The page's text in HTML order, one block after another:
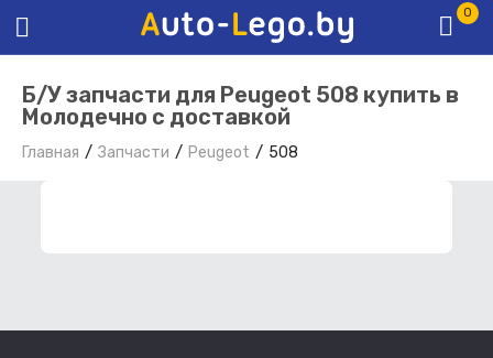
0
Б/У запчасти для Peugeot 508 купить в
Молодечно с доставкой
Главная Запчасти Peugeot 508